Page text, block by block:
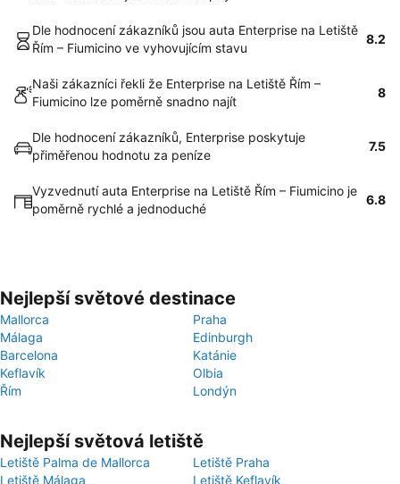
Dle hodnocení zákazníků jsou auta Enterprise na Letiště
Řím – Fiumicino ve vyhovujícím stavu
8.2
Naši zákazníci řekli že Enterprise na Letiště Řím –
Fiumicino lze poměrně snadno najít
8
Dle hodnocení zákazníků, Enterprise poskytuje
přiměřenou hodnotu za peníze
7.5
Vyzvednutí auta Enterprise na Letiště Řím – Fiumicino je
poměrně rychlé a jednoduché
6.8
Nejlepší světové destinace
Mallorca
Praha
Málaga
Edinburgh
Barcelona
Katánie
Keflavík
Olbia
Řím
Londýn
Nejlepší světová letiště
Letiště Palma de Mallorca
Letiště Praha
Letiště Málaga
Letiště Keflavík